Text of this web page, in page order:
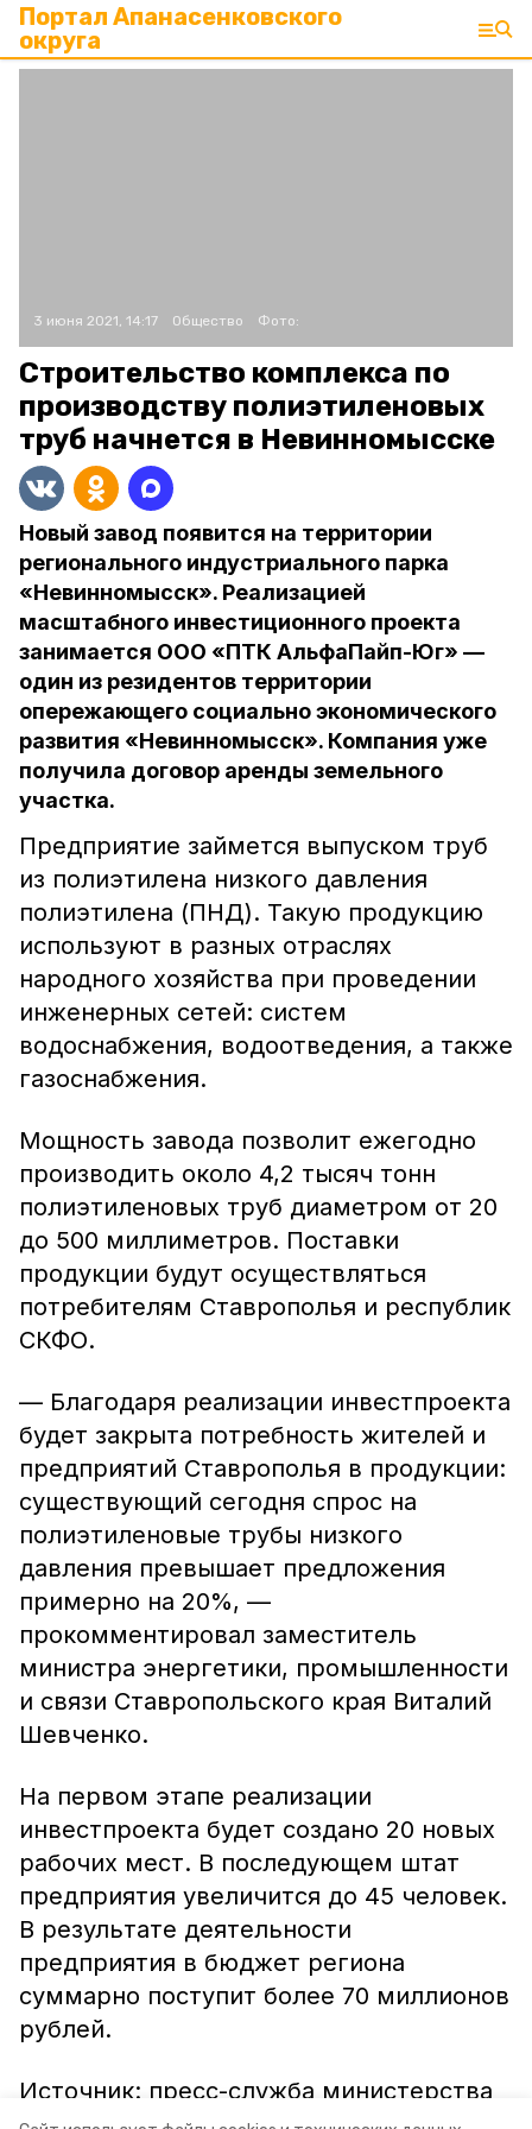
Портал Апанасенковского
округа
3 июня 2021, 14:17 Общество Фото:
Строительство комплекса по
производству полиэтиленовых
труб начнется в Невинномысске
Новый завод появится на территории
регионального индустриального парка
«Невинномысск». Реализацией
масштабного инвестиционного проекта
занимается ООО «ПТК АльфаПайп-Юг» —
один из резидентов территории
опережающего социально экономического
развития «Невинномысск». Компания уже
получила договор аренды земельного
участка.
Предприятие займется выпуском труб
из полиэтилена низкого давления
полиэтилена (ПНД). Такую продукцию
используют в разных отраслях
народного хозяйства при проведении
инженерных сетей: систем
водоснабжения, водоотведения, а также
газоснабжения.
Мощность завода позволит ежегодно
производить около 4,2 тысяч тонн
полиэтиленовых труб диаметром от 20
до 500 миллиметров. Поставки
продукции будут осуществляться
потребителям Ставрополья и республик
СКФО.
— Благодаря реализации инвестпроекта
будет закрыта потребность жителей и
предприятий Ставрополья в продукции:
существующий сегодня спрос на
полиэтиленовые трубы низкого
давления превышает предложения
примерно на 20%, —
прокомментировал заместитель
министра энергетики, промышленности
и связи Ставропольского края Виталий
Шевченко.
На первом этапе реализации
инвестпроекта будет создано 20 новых
рабочих мест. В последующем штат
предприятия увеличится до 45 человек.
В результате деятельности
предприятия в бюджет региона
суммарно поступит более 70 миллионов
рублей.
Источник: пресс-служба министерства